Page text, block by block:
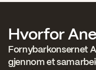
Hvorfor
Fornybarkonsernet
gjennom et